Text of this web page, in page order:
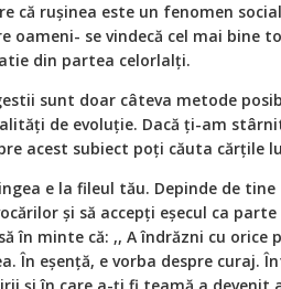
că rușinea este un fenomen
oameni- se vindecă cel mai bine
din partea celorlalți.
sunt doar câteva metode
de evoluție. Dacă ți-am
acest subiect poți căuta cărțile
e la fileul tău. Depinde de
și să accepți eșecul ca
în minte că: ,, A îndrăzni cu
În eșență, e vorba despre curaj.